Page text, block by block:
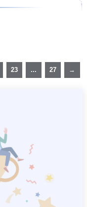
23 ... 27 →